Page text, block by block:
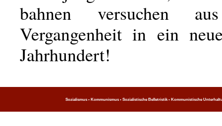
bahnen versuchen
Vergangenheit in ein
Jahrhundert!
Sozialismus • Kommunismus • Sozialistische Belletristik • Kommunistische